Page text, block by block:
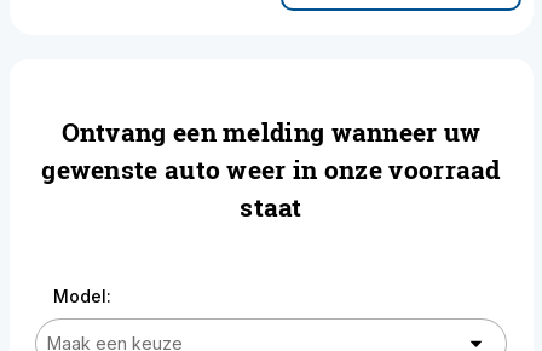
Ontvang een melding wanneer uw
gewenste auto weer in onze voorraad
staat
Model: